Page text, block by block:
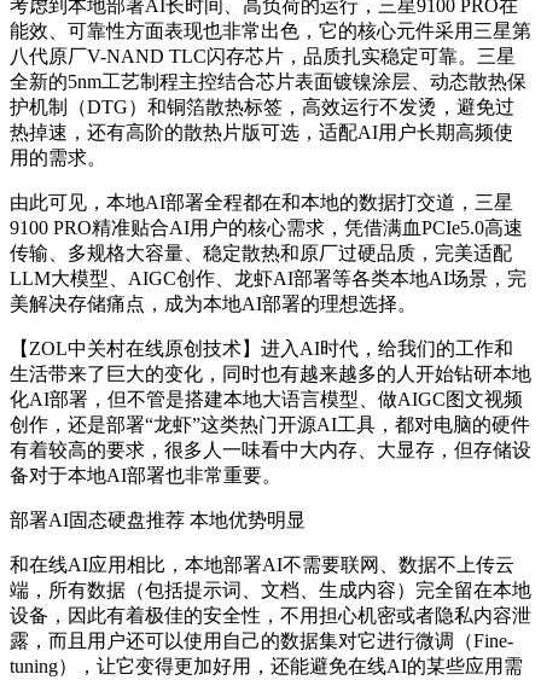
考虑到本地部署AI长时间、高负荷的运行，三星9100 PRO在
能效、可靠性方面表现也非常出色，它的核心元件采用三星第
八代原厂V-NAND TLC闪存芯片，品质扎实稳定可靠。三星
全新的5nm工艺制程主控结合芯片表面镀镍涂层、动态散热保
护机制（DTG）和铜箔散热标签，高效运行不发烫，避免过
热掉速，还有高阶的散热片版可选，适配AI用户长期高频使
用的需求。
由此可见，本地AI部署全程都在和本地的数据打交道，三星
9100 PRO精准贴合AI用户的核心需求，凭借满血PCIe5.0高速
传输、多规格大容量、稳定散热和原厂过硬品质，完美适配
LLM大模型、AIGC创作、龙虾AI部署等各类本地AI场景，完
美解决存储痛点，成为本地AI部署的理想选择。
【ZOL中关村在线原创技术】进入AI时代，给我们的工作和
生活带来了巨大的变化，同时也有越来越多的人开始钻研本地
化AI部署，但不管是搭建本地大语言模型、做AIGC图文视频
创作，还是部署“龙虾”这类热门开源AI工具，都对电脑的硬件
有着较高的要求，很多人一味看中大内存、大显存，但存储设
备对于本地AI部署也非常重要。
部署AI固态硬盘推荐 本地优势明显
和在线AI应用相比，本地部署AI不需要联网、数据不上传云
端，所有数据（包括提示词、文档、生成内容）完全留在本地
设备，因此有着极佳的安全性，不用担心机密或者隐私内容泄
露，而且用户还可以使用自己的数据集对它进行微调（Fine-
tuning），让它变得更加好用，还能避免在线AI的某些应用需